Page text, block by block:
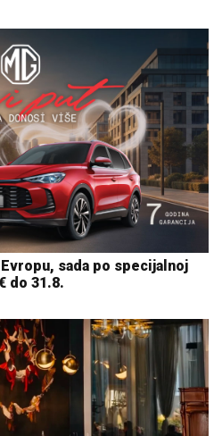
sada po specijalnoj
do 31.8.